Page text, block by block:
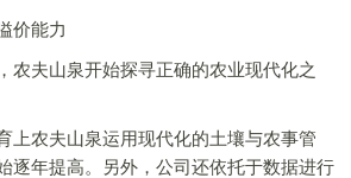
价能力
夫山泉开始探寻正确的农业现代化之
农夫山泉运用现代化的土壤与农事管
逐年提高。另外，公司还依托于数据进行